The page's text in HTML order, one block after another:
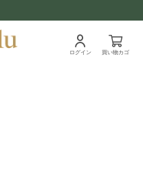
ログイン 買い物カゴ